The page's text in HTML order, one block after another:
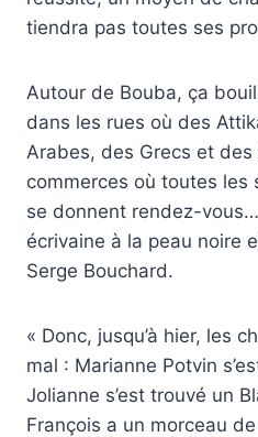
tiendra pas toutes ses
Autour de Bouba, ça
dans les rues où des
Arabes, des Grecs et
commerces où toutes les
se donnent rendez-
écrivaine à la peau noire
Serge Bouchard.
« Donc, jusqu’à hier, les
mal : Marianne Potvin
Jolianne s’est trouvé un
François a un morceau